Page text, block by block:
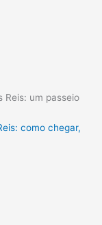
Reis: um passeio
como chegar,